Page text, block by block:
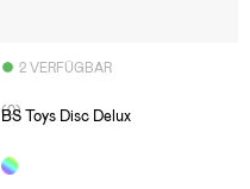
2 VERFÜGBAR
(0)
BS Toys Disc Delux